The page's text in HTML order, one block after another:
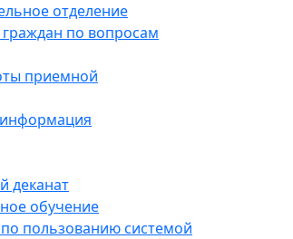
отделение
по вопросам
приемной
деканат
обучение
пользованию системой